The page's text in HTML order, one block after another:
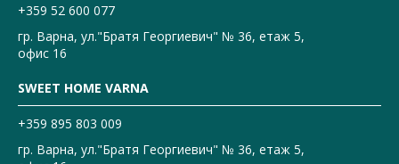
+359 52 600 077
гр. Варна, ул."Братя Георгиевич" № 36, етаж 5,
офис 16
SWEET HOME VARNA
+359 895 803 009
гр. Варна, ул."Братя Георгиевич" № 36, етаж 5,